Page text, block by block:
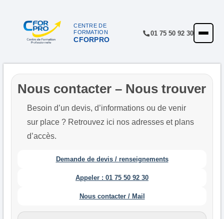
CENTRE DE
FORMATION
CFORPRO
01 75 50 92 30
ACCUEIL
QUALITÉ
RÉFÉRENCES
SATISFACTION
Nous contacter – Nous trouver
Besoin d’un devis, d’informations ou de venir
sur place ? Retrouvez ici nos adresses et plans
d’accès.
Demande de devis / renseignements
Appeler : 01 75 50 92 30
Nous contacter / Mail